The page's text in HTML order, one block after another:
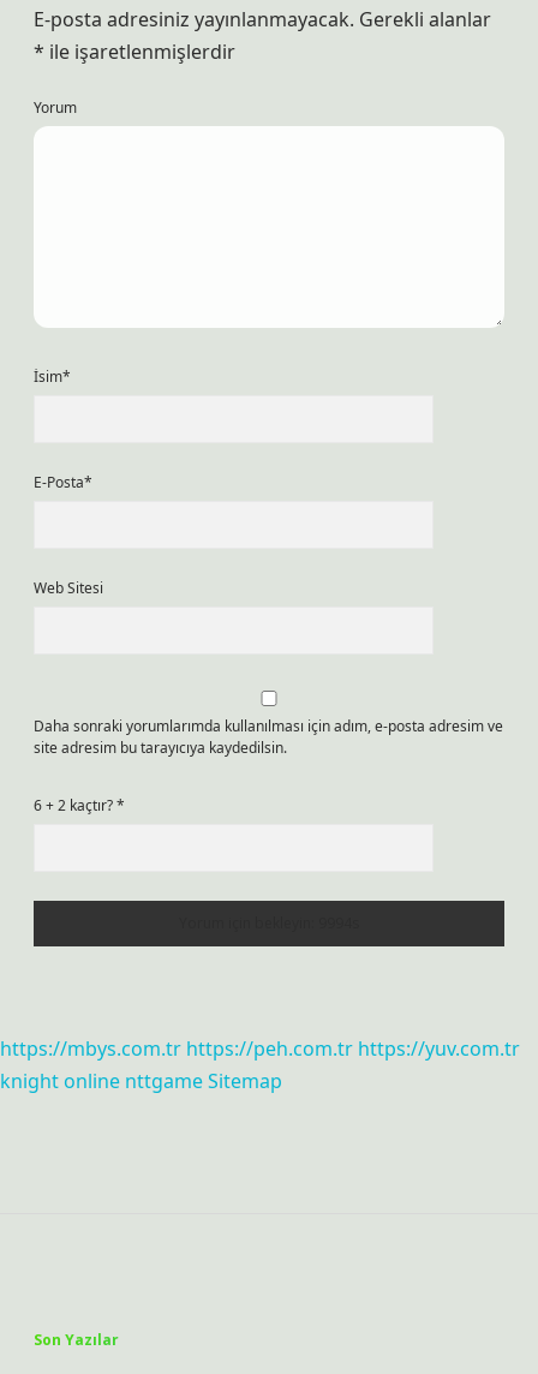
E-posta adresiniz yayınlanmayacak. Gerekli alanlar
* ile işaretlenmişlerdir
Yorum
İsim*
E-Posta*
Web Sitesi
Daha sonraki yorumlarımda kullanılması için adım, e-posta adresim ve
site adresim bu tarayıcıya kaydedilsin.
6 + 2 kaçtır?*
https://mbys.com.tr https://peh.com.tr https://yuv.com.tr
knight online nttgameSitemap
Son Yazılar